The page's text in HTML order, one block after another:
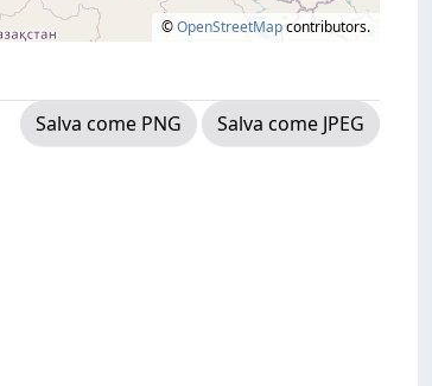
©OpenStreetMapcontributors.
Salva come PNG
Salva come JPEG